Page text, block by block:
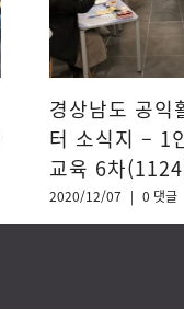
경상남도 공익
터 소식지 – 1
교육 6차
2020/12/07 | 0 댓글